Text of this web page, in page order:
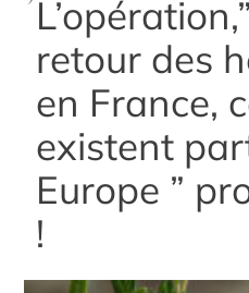
retour des
en France,
existent
Europe ”
!